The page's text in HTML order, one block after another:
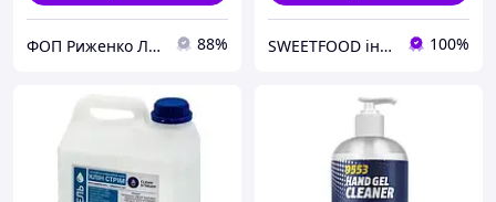
ФОП Риженко Л М 88% SWEETFOOD інтернет магазин 100%